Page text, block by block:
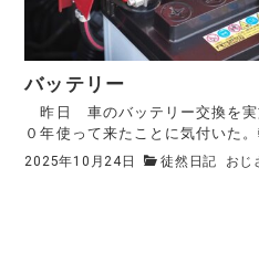
バッテリー
昨日 車のバッテリー交換を実
０年使って来たことに気付いた
2025年10月24日 徒然日記 おじ